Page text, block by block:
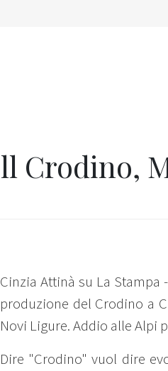
ll Crodino,
Cinzia Attinà su La
produzione del Crodino a
Novi Ligure. Addio alle Alpi
Dire "Crodino" vuol dire